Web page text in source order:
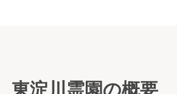
淀川霊園の概要